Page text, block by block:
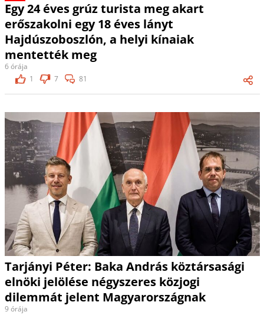
Egy 24 éves grúz turista meg akart
erőszakolni egy 18 éves lányt
Hajdúszoboszlón, a helyi kínaiak
mentették meg
6 órája
1
7 81
Tarjányi Péter: Baka András köztársasági
elnöki jelölése négyszeres közjogi
dilemmát jelent Magyarországnak
9 órája